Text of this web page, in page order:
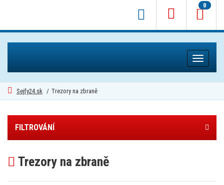
0
Toggle
Sejfy24.sk / Trezory na zbraně
FILTROVÁNÍ
Trezory na zbraně